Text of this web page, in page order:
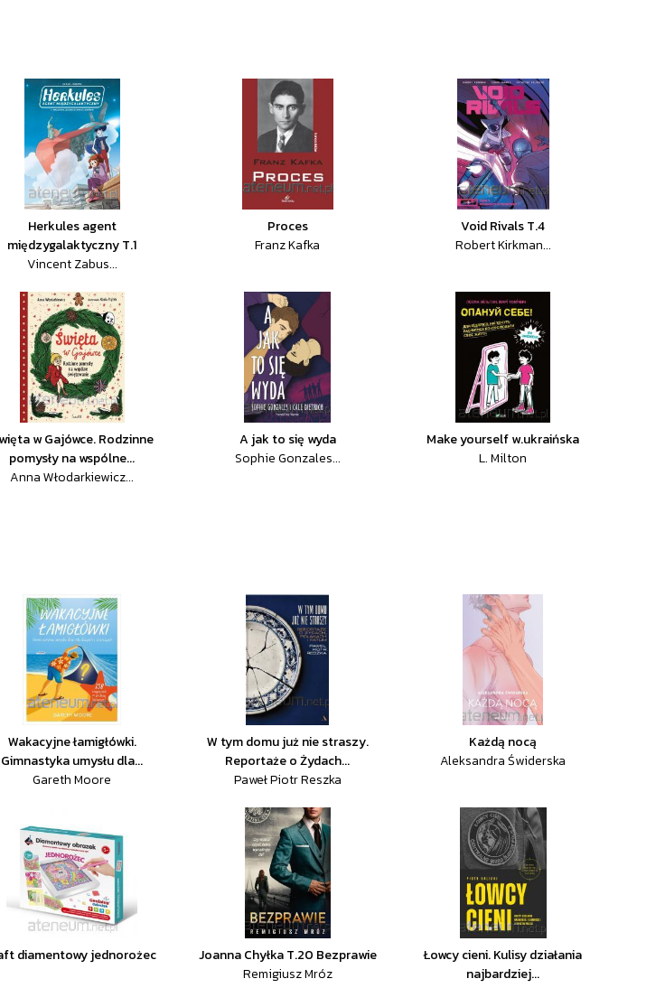
Herkules agent
międzygalaktyczny T.1
Vincent Zabus...
Proces
Franz Kafka
Void Rivals T.4
Robert Kirkman...
w Gajówce. Rodzinne
pomysły na wspólne...
Anna Włodarkiewicz...
A jak to się wyda
Sophie Gonzales...
Make yourself w.ukraińska
L. Milton
Wakacyjne łamigłówki.
Gimnastyka umysłu dla...
Gareth Moore
W tym domu już nie straszy.
Reportaże o Żydach...
Paweł Piotr Reszka
Każdą nocą
Aleksandra Świderska
diamentowy jednorożec
Joanna Chyłka T.20 Bezprawie
Remigiusz Mróz
Łowcy cieni. Kulisy działania
najbardziej...